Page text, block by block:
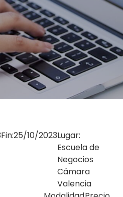
Fin:25/10/2023Lugar:
Escuela de
Negocios
Cámara
Valencia